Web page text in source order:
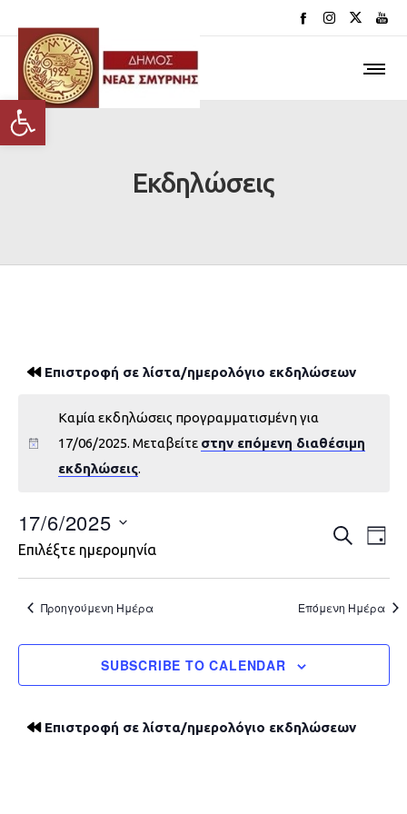
Ανοίξτε τη γραμμή εργαλείων
Εκδηλώσεις
Επιστροφή σε λίστα/ημερολόγιο εκδηλώσεων
Καμία εκδηλώσεις προγραμματισμένη για
17/06/2025. Μεταβείτε στην επόμενη διαθέσιμη
εκδηλώσεις.
Search
and
Views
DAY
17/6/2025
Επιλέξτε ημερομηνία
Προηγούμενη Ημέρα Επόμενη Ημέρα
SUBSCRIBE TO CALENDAR
Επιστροφή σε λίστα/ημερολόγιο εκδηλώσεων